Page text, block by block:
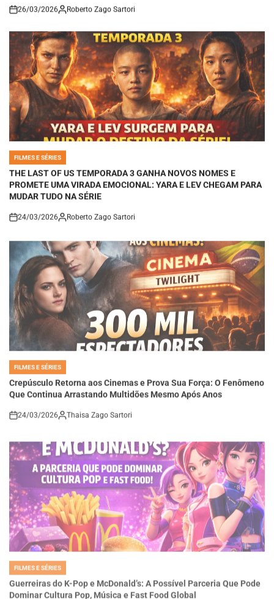
on
POSTED
IN
THE LAST OF US TEMPORADA 3 GANHA NOVOS NOMES E
PROMETE UMA VIRADA EMOCIONAL: YARA E LEV CHEGAM PARA
MUDAR TUDO NA SÉRIE
on
IN
FILMES E SÉRIES
Crepúsculo Retorna aos Cinemas e Prova Sua Força: O Fenômeno
Que Continua Arrastando Multidões Mesmo Após Anos
24/03/2026 Thaisa Zago Sartori
POSTED
FILMES E SÉRIES
Guerreiras do K-Pop e McDonald’s: A Possível Parceria Que Pode
Dominar Cultura Pop, Música e Fast Food Global
on
24/03/2026 Thaisa Zago Sartori